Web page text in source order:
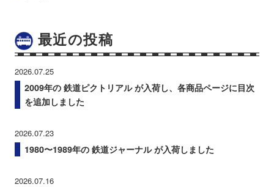
最近の投稿
2026.07.25
2009年の 鉄道ピクトリアル が入荷し、各商品ページに目次
を追加しました
2026.07.23
1980〜1989年の 鉄道ジャーナル が入荷しました
2026.07.16